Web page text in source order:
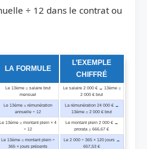
÷ 12 dans le contrat ou
LA FORMULE
L’EXEMPLE
CHIFFRÉ
Le 13ème = salaire brut
mensuel
Le salaire 2 000 € → 13ème =
2 000 € brut
Le 13ème = rémunération
annuelle ÷ 12
La rémunération 24 000 € →
13ème = 2 000 € brut
Le 13ème = montant plein × 4
÷ 12
Le montant plein 2 000 € →
prorata = 666,67 €
Le 13ème = montant plein ÷
365 × jours présents
Le 2 000 ÷ 365 × 120 jours →
657,53 €